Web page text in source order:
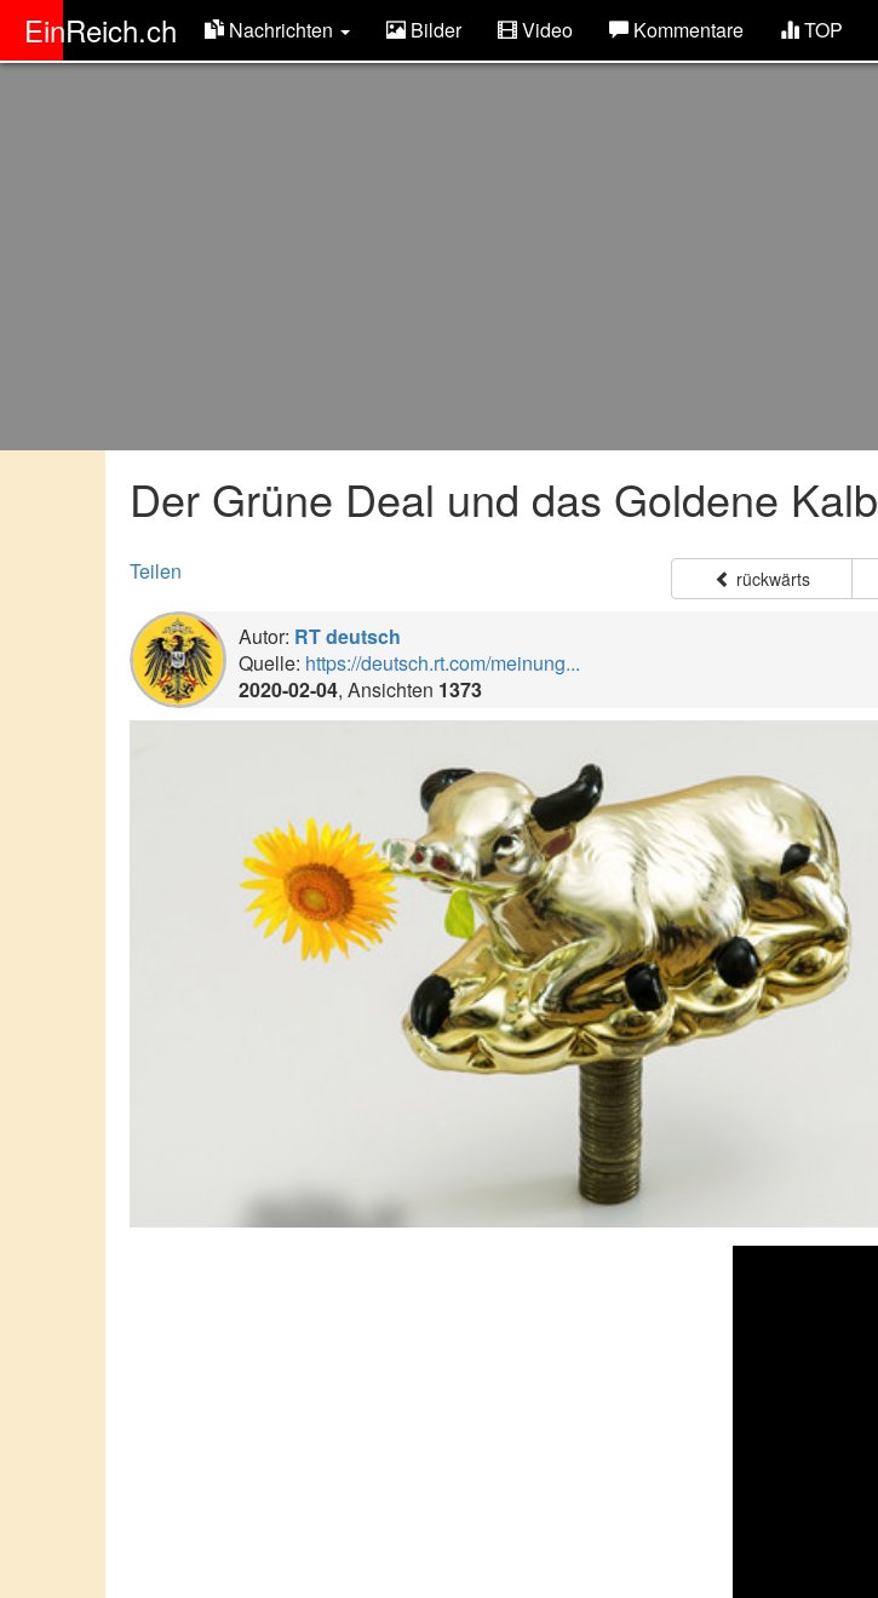
EinReich.ch Nachrichten Bilder Video Kommentare TOP
ER
Der Grüne Deal und das Goldene Kalb
Teilen rückwärts
Autor: RT deutsch
Quelle: https://deutsch.rt.com/meinung...
2020-02-04, Ansichten 1373